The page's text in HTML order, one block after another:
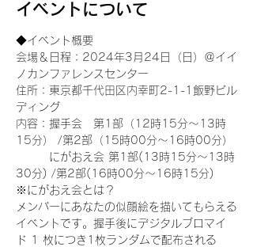
イベントについて
◆イベント概要
会場＆日程：2024年3月24日（日）＠イイ
ノカンファレンスセンター
住所：東京都千代田区内幸町2-1-1飯野ビル
ディング
内容：握手会　第1部（12時15分～13時
15分） /第2部（15時00分～16時00分）
にがおえ会 第1部(13時15分～13時
30分) /第2部(16時00分～16時15分)
※にがおえ会とは？
メンバーにあなたの似顔絵を描いてもらえる
イベントです。握手後にデジタルブロマイ
ド 1 枚につき1枚ランダムで配布される